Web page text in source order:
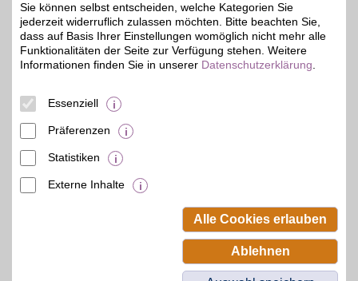
Pferdeliebhaber mit
höchsten
Qualitätsansprüchen
bekommen bei kavalio
nur das Beste für ihre
liebsten Vierbeiner.
Beamten-Selbsthilfewerk GmbH.
Sie können selbst entscheiden, welche Kategorien Sie
jederzeit widerruflich zulassen möchten. Bitte beachten Sie,
dass auf Basis Ihrer Einstellungen womöglich nicht mehr alle
Funktionalitäten der Seite zur Verfügung stehen. Weitere
Informationen finden Sie in unserer Datenschutzerklärung
Essenziell
Präferenzen
Statistiken
Externe Inhalte
Alle Cookies erlauben
Ablehnen